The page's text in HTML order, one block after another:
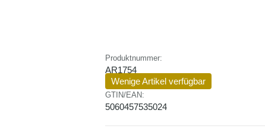
Produktnummer:
AR1754
Wenige Artikel verfügbar
GTIN/EAN:
5060457535024